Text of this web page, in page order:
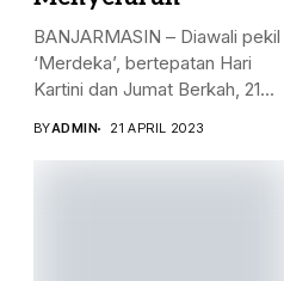
BANJARMASIN – Diawali pekil
‘Merdeka’, bertepatan Hari
Kartini dan Jumat Berkah, 21...
BYADMIN 21 APRIL 2023